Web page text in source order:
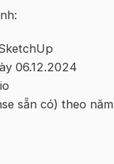
06.12.2024
sẵn có) theo năm